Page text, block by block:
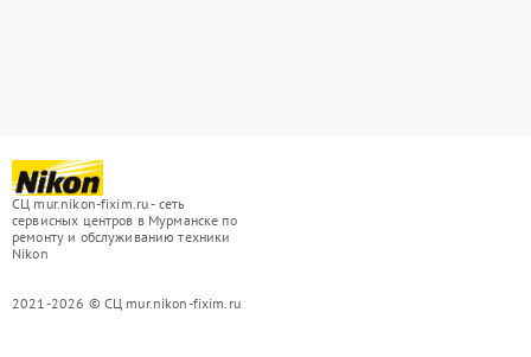
СЦ mur.nikon-fixim.ru - сеть
сервисных центров в Мурманске по
ремонту и обслуживанию техники
Nikon
2021-2026 © СЦ mur.nikon-fixim.ru